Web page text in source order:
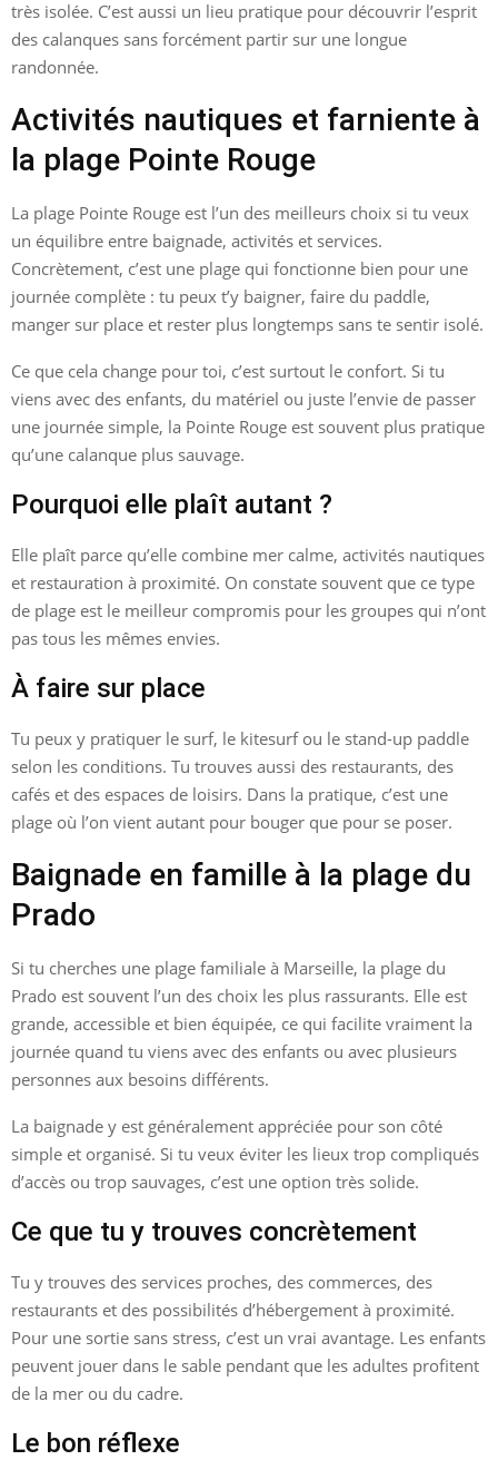
très isolée. C’est aussi un lieu pratique pour découvrir l’esprit
des calanques sans forcément partir sur une longue
randonnée.
Activités nautiques et farniente à
la plage Pointe Rouge
La plage Pointe Rouge est l’un des meilleurs choix si tu veux
un équilibre entre baignade, activités et services.
Concrètement, c’est une plage qui fonctionne bien pour une
journée complète : tu peux t’y baigner, faire du paddle,
manger sur place et rester plus longtemps sans te sentir isolé.
Ce que cela change pour toi, c’est surtout le confort. Si tu
viens avec des enfants, du matériel ou juste l’envie de passer
une journée simple, la Pointe Rouge est souvent plus pratique
qu’une calanque plus sauvage.
Pourquoi elle plaît autant ?
Elle plaît parce qu’elle combine mer calme, activités nautiques
et restauration à proximité. On constate souvent que ce type
de plage est le meilleur compromis pour les groupes qui n’ont
pas tous les mêmes envies.
À faire sur place
Tu peux y pratiquer le surf, le kitesurf ou le stand-up paddle
selon les conditions. Tu trouves aussi des restaurants, des
cafés et des espaces de loisirs. Dans la pratique, c’est une
plage où l’on vient autant pour bouger que pour se poser.
Baignade en famille à la plage du
Prado
Si tu cherches une plage familiale à Marseille, la plage du
Prado est souvent l’un des choix les plus rassurants. Elle est
grande, accessible et bien équipée, ce qui facilite vraiment la
journée quand tu viens avec des enfants ou avec plusieurs
personnes aux besoins différents.
La baignade y est généralement appréciée pour son côté
simple et organisé. Si tu veux éviter les lieux trop compliqués
d’accès ou trop sauvages, c’est une option très solide.
Ce que tu y trouves concrètement
Tu y trouves des services proches, des commerces, des
restaurants et des possibilités d’hébergement à proximité.
Pour une sortie sans stress, c’est un vrai avantage. Les enfants
peuvent jouer dans le sable pendant que les adultes profitent
de la mer ou du cadre.
Le bon réflexe